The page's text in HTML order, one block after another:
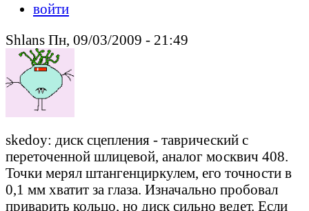
войти
Shlans Пн, 09/03/2009 - 21:49
skedoy: диск сцепления - таврический с
переточенной шлицевой, аналог москвич 408.
Точки мерял штангенциркулем, его точности в
0,1 мм хватит за глаза. Изначально пробовал
приварить кольцо, но диск сильно ведет. Если